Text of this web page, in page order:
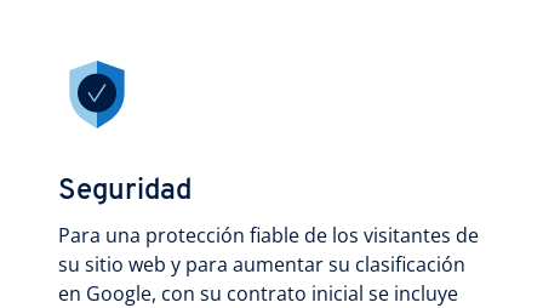
Seguridad
Para una protección fiable de los visitantes de
su sitio web y para aumentar su clasificación
en Google, con su contrato inicial se incluye